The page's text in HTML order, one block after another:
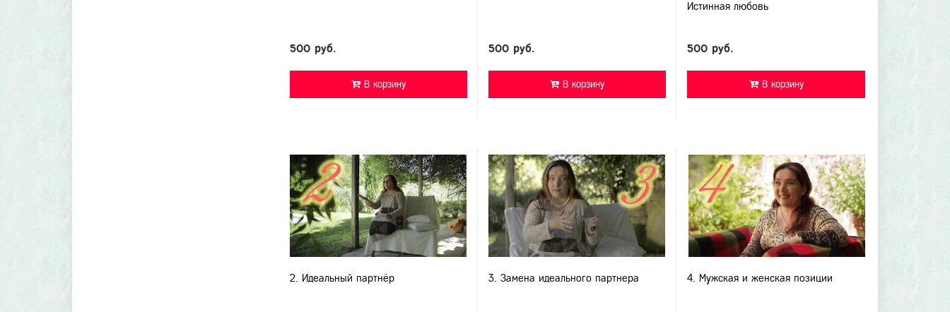
500 руб.
В корзину
500 руб.
В корзину
Истинная любовь
500 руб.
В корзину
2. Идеальный партнёр 3. Замена идеального партнера 4. Мужская и женская позиции